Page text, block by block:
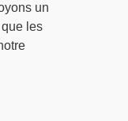
un
les